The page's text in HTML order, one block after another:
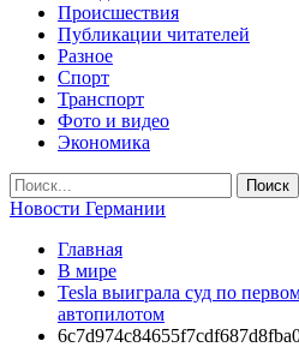
Происшествия
Публикации читателей
Разное
Спорт
Транспорт
Фото и видео
Экономика
Новости Германии
Главная
В мире
Tesla выиграла суд по
автопилотом